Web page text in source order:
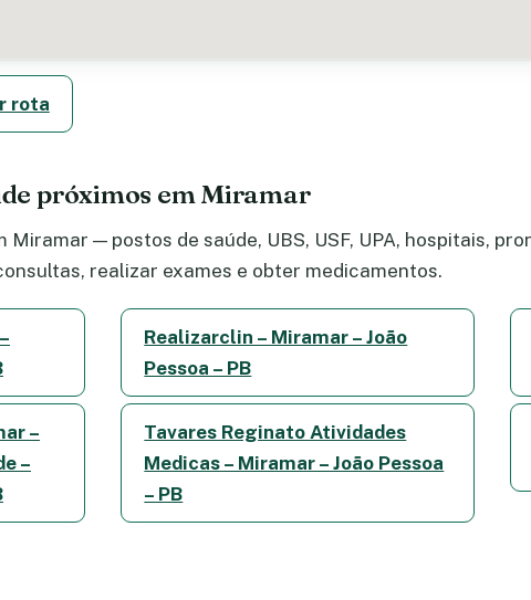
rota
próximos em Miramar
Miramar — postos de saúde, UBS, USF, UPA, hospitais,
realizar exames e obter medicamentos.
Realizarclin – Miramar – João
Pessoa – PB
–
–
Tavares Reginato Atividades
Medicas – Miramar – João Pessoa
– PB